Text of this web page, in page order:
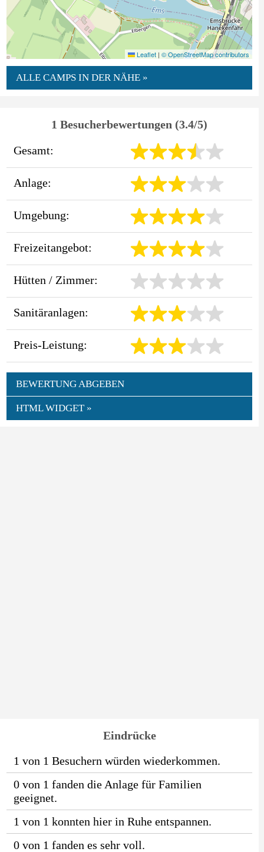
Leaflet | © OpenStreetMap contributors
ALLE CAMPS IN DER NÄHE »
1 Besucherbewertungen (3.4/5)
Gesamt:
Anlage:
Umgebung:
Freizeitangebot:
Hütten / Zimmer:
Sanitäranlagen:
Preis-Leistung:
BEWERTUNG ABGEBEN
HTML WIDGET »
Eindrücke
1 von 1 Besuchern würden wiederkommen.
0 von 1 fanden die Anlage für Familien
geeignet.
1 von 1 konnten hier in Ruhe entspannen.
0 von 1 fanden es sehr voll.